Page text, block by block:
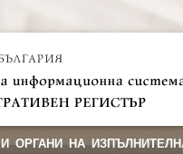
ОРГАНИ НА